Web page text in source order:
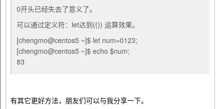
0开头已经失去了意义了。
可以通过定义符：let达到(()) 运算效果。
[chengmo@centos5 ~]$ let num=0123;
[chengmo@centos5 ~]$ echo $num;
83
有其它更好方法，朋友们可以与我分享一下。